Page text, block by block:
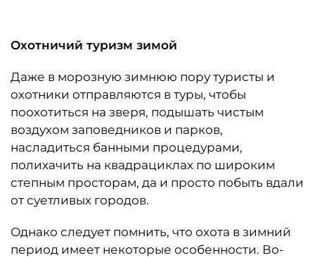
Охотничий туризм зимой
Даже в морозную зимнюю пору туристы и
охотники отправляются в туры, чтобы
поохотиться на зверя, подышать чистым
воздухом заповедников и парков,
насладиться банными процедурами,
полихачить на квадрациклах по широким
степным просторам, да и просто побыть вдали
от суетливых городов.
Однако следует помнить, что охота в зимний
период имеет некоторые особенности. Во-